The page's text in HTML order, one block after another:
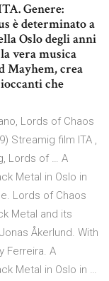
Genere:
è determinato a
Oslo degli anni
vera musica
Mayhem, crea
che
Lords of Chaos
Streamig film ITA ,
Lords of … A
Metal in Oslo in
Lords of Chaos
Metal and its
Åkerlund. With
Ferreira. A
Metal in Oslo in …